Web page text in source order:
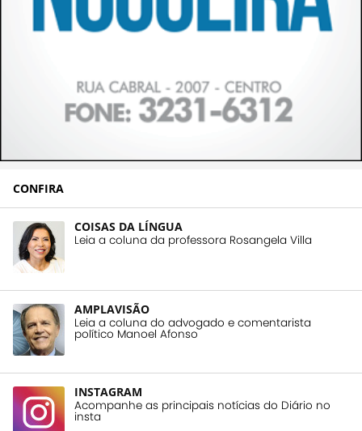
CONFIRA
COISAS DA LÍNGUA
Leia a coluna da professora Rosangela Villa
AMPLAVISÃO
Leia a coluna do advogado e comentarista
político Manoel Afonso
INSTAGRAM
Acompanhe as principais notícias do Diário no
insta